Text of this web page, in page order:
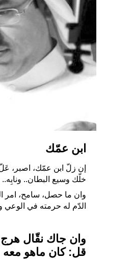
ابن عمّك
إن زلّ ابن عمّك، اصبر،
خلّك وسيع البطان..
وان ما حصل، سامح، امر
الدّم له حرمته في الوعي
وان جاك نقّال
قل: كان ماهو